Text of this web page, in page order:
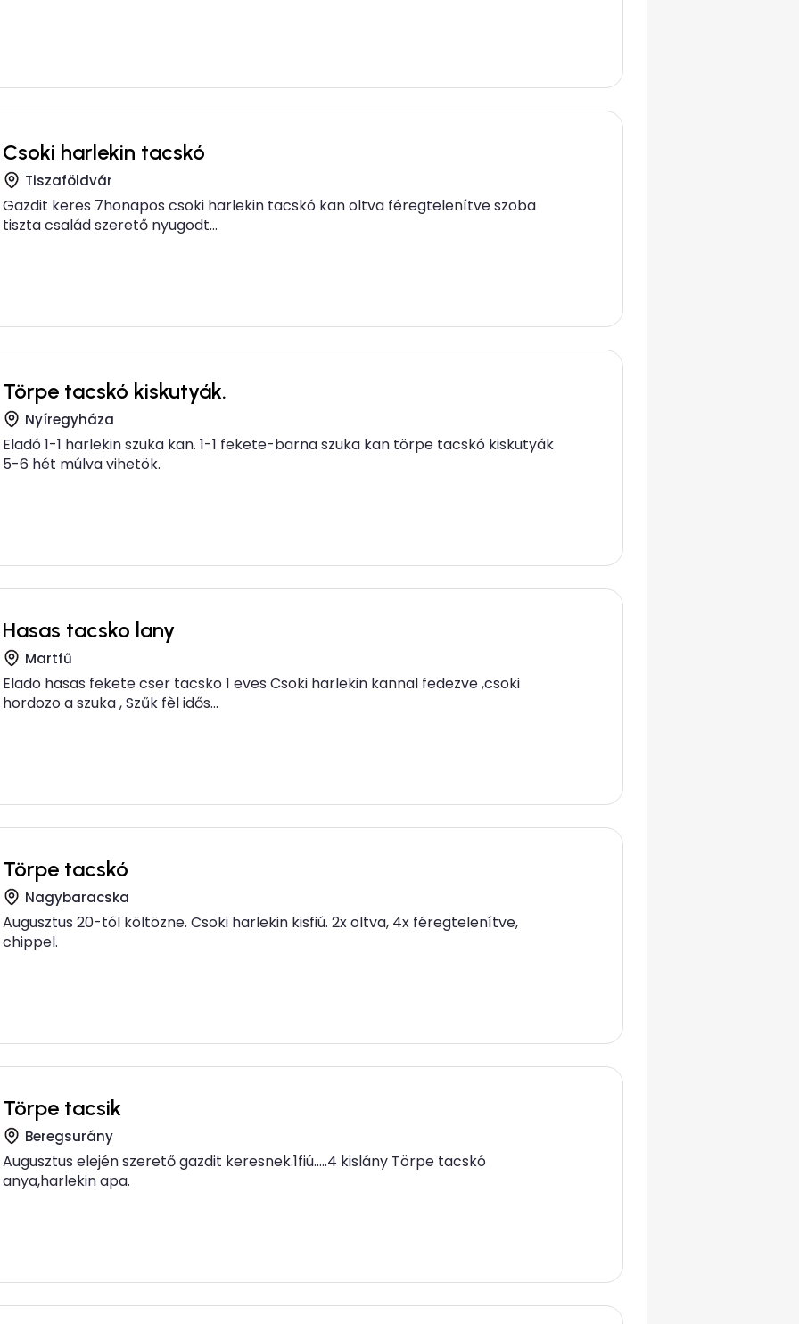
Csoki harlekin tacskó
Tiszaföldvár
Gazdit keres 7honapos csoki harlekin tacskó kan oltva féregtelenítve szoba
tiszta család szerető nyugodt...
Törpe tacskó kiskutyák.
Nyíregyháza
Eladó 1-1 harlekin szuka kan. 1-1 fekete-barna szuka kan törpe tacskó kiskutyák
5-6 hét múlva vihetök.
Hasas tacsko lany
Martfű
Elado hasas fekete cser tacsko 1 eves Csoki harlekin kannal fedezve ,csoki
hordozo a szuka , Szűk fèl idős...
Törpe tacskó
Nagybaracska
Augusztus 20-tól költözne. Csoki harlekin kisfiú. 2x oltva, 4x féregtelenítve,
chippel.
Törpe tacsik
Beregsurány
Augusztus elején szerető gazdit keresnek.1fiú.....4 kislány Törpe tacskó
anya,harlekin apa.